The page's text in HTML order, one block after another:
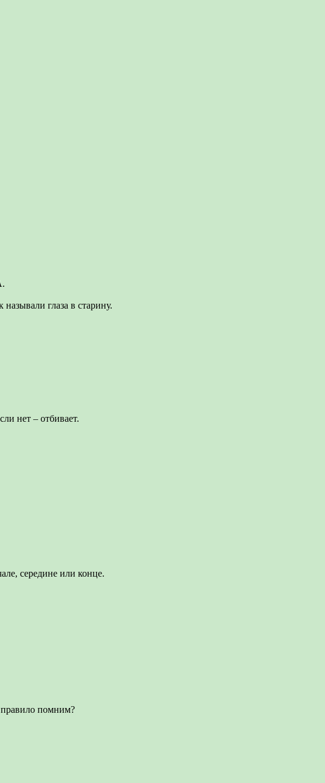
глаза в старину.
нет – отбивает.
середине или конце.
правило помним?